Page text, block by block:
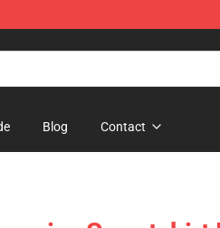
Blog Contact